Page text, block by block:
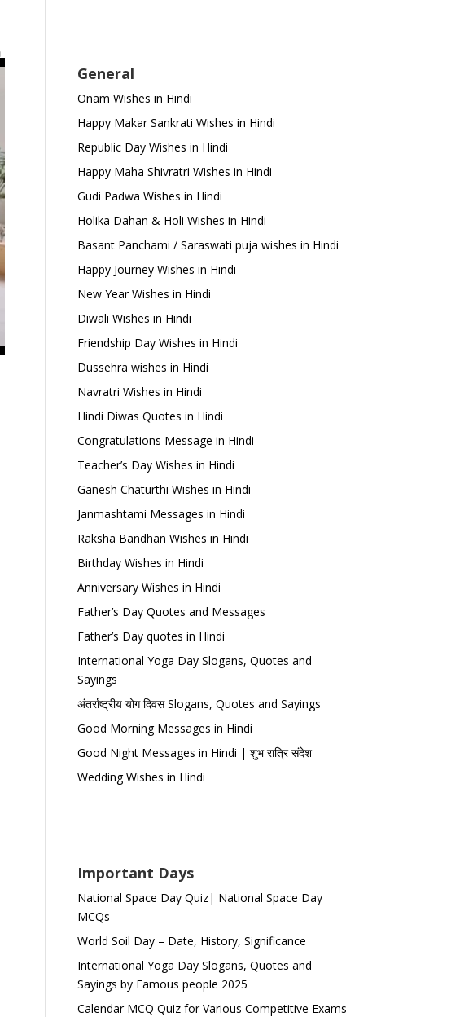
General
Onam Wishes in Hindi
Happy Makar Sankrati Wishes in Hindi
Republic Day Wishes in Hindi
Happy Maha Shivratri Wishes in Hindi
Gudi Padwa Wishes in Hindi
Holika Dahan & Holi Wishes in Hindi
Basant Panchami / Saraswati puja wishes in Hindi
Happy Journey Wishes in Hindi
New Year Wishes in Hindi
Diwali Wishes in Hindi
Friendship Day Wishes in Hindi
Dussehra wishes in Hindi
Navratri Wishes in Hindi
Hindi Diwas Quotes in Hindi
Congratulations Message in Hindi
Teacher’s Day Wishes in Hindi
Ganesh Chaturthi Wishes in Hindi
Janmashtami Messages in Hindi
Raksha Bandhan Wishes in Hindi
Birthday Wishes in Hindi
Anniversary Wishes in Hindi
Father’s Day Quotes and Messages
Father’s Day quotes in Hindi
International Yoga Day Slogans, Quotes and
Sayings
अंतर्राष्ट्रीय योग दिवस Slogans, Quotes and Sayings
Good Morning Messages in Hindi
Good Night Messages in Hindi | शुभ रात्रि संदेश
Wedding Wishes in Hindi
Important Days
National Space Day Quiz| National Space Day
MCQs
World Soil Day – Date, History, Significance
International Yoga Day Slogans, Quotes and
Sayings by Famous people 2025
Calendar MCQ Quiz for Various Competitive Exams